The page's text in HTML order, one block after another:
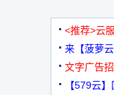
<推荐>云
来【菠萝
文字广告
【579云